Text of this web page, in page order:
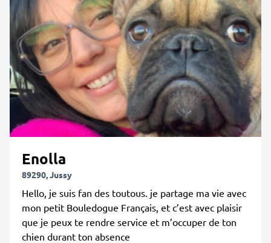
Enolla
89290, Jussy
Hello, je suis fan des toutous. je partage ma vie avec
mon petit Bouledogue Français, et c’est avec plaisir
que je peux te rendre service et m’occuper de ton
chien durant ton absence